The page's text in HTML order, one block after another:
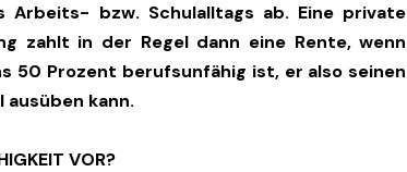
Arbeits- bzw. Schulalltags ab. Eine private
zahlt in der Regel dann eine Rente, wenn
50 Prozent berufsunfähig ist, er also seinen
kann.
VOR?